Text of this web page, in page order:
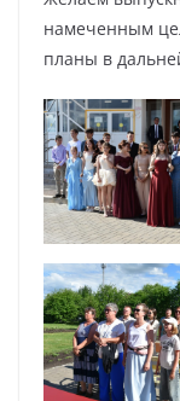
намеченным
планы в